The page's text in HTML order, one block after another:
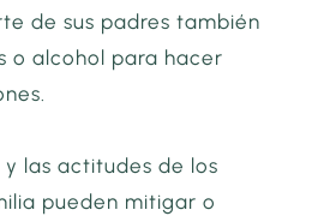
de sus padres también
o alcohol para hacer
las actitudes de los
pueden mitigar o